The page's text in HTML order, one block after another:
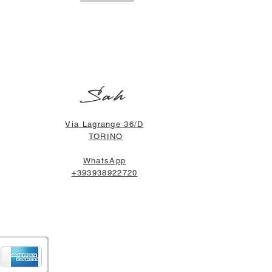
Sah
Via Lagrange 36/D
TORINO
WhatsApp
+393938922720